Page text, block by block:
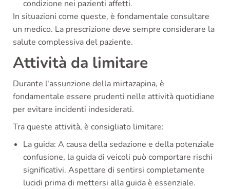
condizione nei pazienti affetti.
In situazioni come queste, è fondamentale consultare
un medico. La prescrizione deve sempre considerare la
salute complessiva del paziente.
Attività da limitare
Durante l'assunzione della mirtazapina, è
fondamentale essere prudenti nelle attività quotidiane
per evitare incidenti indesiderati.
Tra queste attività, è consigliato limitare:
La guida: A causa della sedazione e della potenziale
confusione, la guida di veicoli può comportare rischi
significativi. Aspettare di sentirsi completamente
lucidi prima di mettersi alla guida è essenziale.